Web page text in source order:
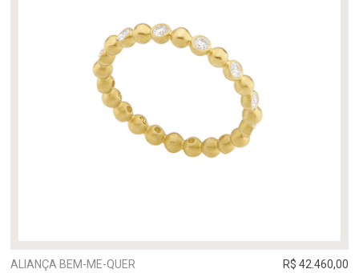
ALIANÇA BEM-ME-QUER R$ 42.460,00